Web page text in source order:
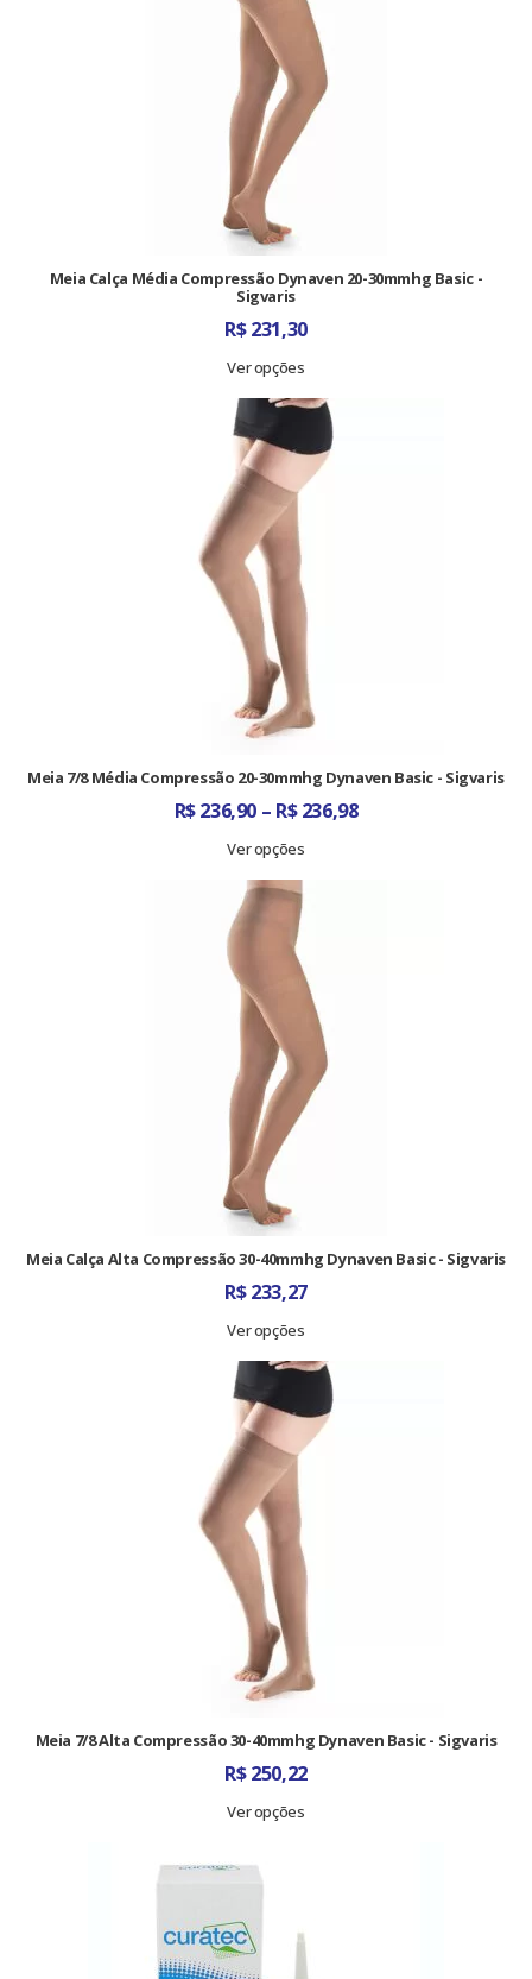
Meia Calça Média Compressão Dynaven 20-30mmhg Basic -
Sigvaris
R$231,30
Ver opções
Meia 7/8 Média Compressão 20-30mmhg Dynaven Basic - Sigvaris
R$236,90 – R$236,98Faixa
Ver opções
Meia Calça Alta Compressão 30-40mmhg Dynaven Basic - Sigvaris
R$233,27
Ver opções
Meia 7/8 Alta Compressão 30-40mmhg Dynaven Basic - Sigvaris
R$250,22
Ver opções